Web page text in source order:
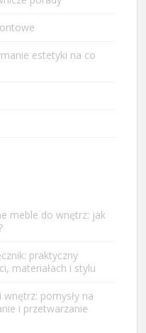
estetyki na co
meble do wnętrz: jak
praktyczny
materiałach i stylu
wnętrz: pomysły na
i przetwarzanie